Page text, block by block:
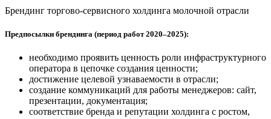
Брендинг торгово-сервисного холдинга молочной отрасли
Предпосылки брендинга (период работ 2020–2025):
необходимо проявить ценность роли инфраструктурного
оператора в цепочке создания ценности;
достижение целевой узнаваемости в отрасли;
создание коммуникаций для работы менеджеров: сайт,
презентации, документация;
соответствие бренда и репутации холдинга с ростом,